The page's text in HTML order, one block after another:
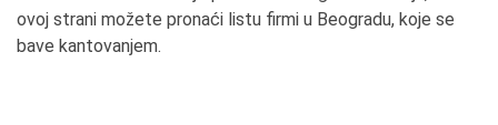
ovoj strani možete pronaći listu firmi u Beogradu, koje se
bave kantovanjem.